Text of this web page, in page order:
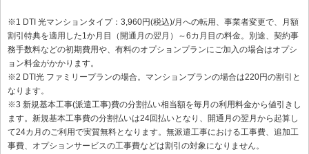
※1 DTI 光マンションタイプ：3,960円(税込)/月への転用、事業者変更で、月額
割引特典を適用した1か月目（開通月の翌月）～6カ月目の料金。別途、契約事
務手数料などの初期費用や、有料のオプションプランにご加入の場合はオプシ
ョン料金がかかります。
※2 DTI光 ファミリープランの場合。マンションプランの場合は220円の割引と
なります。
※3 新規基本工事(派遣工事)費の分割払い相当額を毎月の利用料金から値引きし
ます。新規基本工事費の分割払いは24回払いとなり、開通月の翌月から起算し
て24カ月のご利用で実質無料となります。無派遣工事における工事費、追加工
事費、オプションサービスの工事費などは割引の対象になりません。